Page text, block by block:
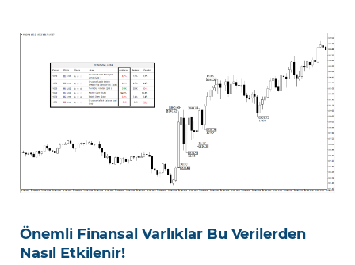
Önemli Finansal Varlıklar Bu Verilerden
Nasıl Etkilenir!